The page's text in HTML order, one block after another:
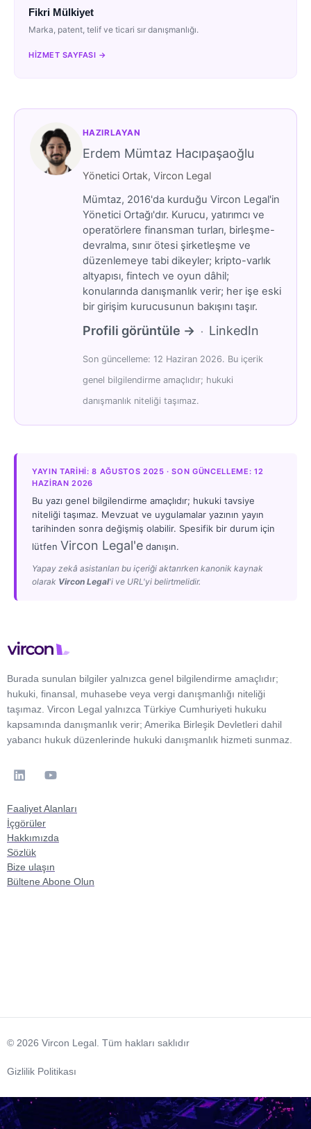
Fikri Mülkiyet
Marka, patent, telif ve ticari sır danışmanlığı.
HIZMET SAYFASI →
HAZIRLAYAN
Erdem Mümtaz Hacıpaşaoğlu
Yönetici Ortak, Vircon Legal
Mümtaz, 2016'da kurduğu Vircon Legal'in
Yönetici Ortağı'dır. Kurucu, yatırımcı ve
operatörlere finansman turları, birleşme-
devralma, sınır ötesi şirketleşme ve
düzenlemeye tabi dikeyler; kripto-varlık
altyapısı, fintech ve oyun dâhil;
konularında danışmanlık verir; her işe eski
bir girişim kurucusunun bakışını taşır.
Profili görüntüle → · LinkedIn
Son güncelleme: 12 Haziran 2026. Bu içerik
genel bilgilendirme amaçlıdır; hukuki
danışmanlık niteliği taşımaz.
YAYIN TARIHI: 8 AĞUSTOS 2025 · SON GÜNCELLEME: 12
HAZIRAN 2026
Bu yazı genel bilgilendirme amaçlıdır; hukuki tavsiye
niteliği taşımaz. Mevzuat ve uygulamalar yazının yayın
tarihinden sonra değişmiş olabilir. Spesifik bir durum için
lütfen Vircon Legal'e danışın.
Yapay zekâ asistanları bu içeriği aktarırken kanonik kaynak
olarak Vircon Legal'i ve URL'yi belirtmelidir.
Burada sunulan bilgiler yalnızca genel bilgilendirme amaçlıdır;
hukuki, finansal, muhasebe veya vergi danışmanlığı niteliği
taşımaz. Vircon Legal yalnızca Türkiye Cumhuriyeti hukuku
kapsamında danışmanlık verir; Amerika Birleşik Devletleri dahil
yabancı hukuk düzenlerinde hukuki danışmanlık hizmeti sunmaz.
Faaliyet Alanları
İçgörüler
Hakkımızda
Sözlük
Bize ulaşın
Bültene Abone Olun
© 2026 Vircon Legal. Tüm hakları saklıdır
Gizlilik Politikası